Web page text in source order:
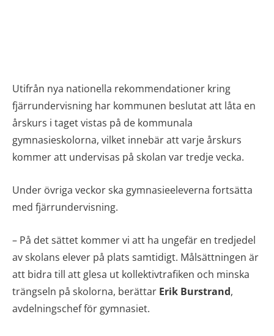
Utifrån nya nationella rekommendationer kring
fjärrundervisning har kommunen beslutat att låta en
årskurs i taget vistas på de kommunala
gymnasieskolorna, vilket innebär att varje årskurs
kommer att undervisas på skolan var tredje vecka.
Under övriga veckor ska gymnasieeleverna fortsätta
med fjärrundervisning.
– På det sättet kommer vi att ha ungefär en tredjedel
av skolans elever på plats samtidigt. Målsättningen är
att bidra till att glesa ut kollektivtrafiken och minska
trängseln på skolorna, berättar Erik Burstrand,
avdelningschef för gymnasiet.